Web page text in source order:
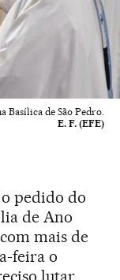
Basílica de São Pedro.
E. F. (EFE)
o pedido do
de Ano
mais de
feira o
lutar